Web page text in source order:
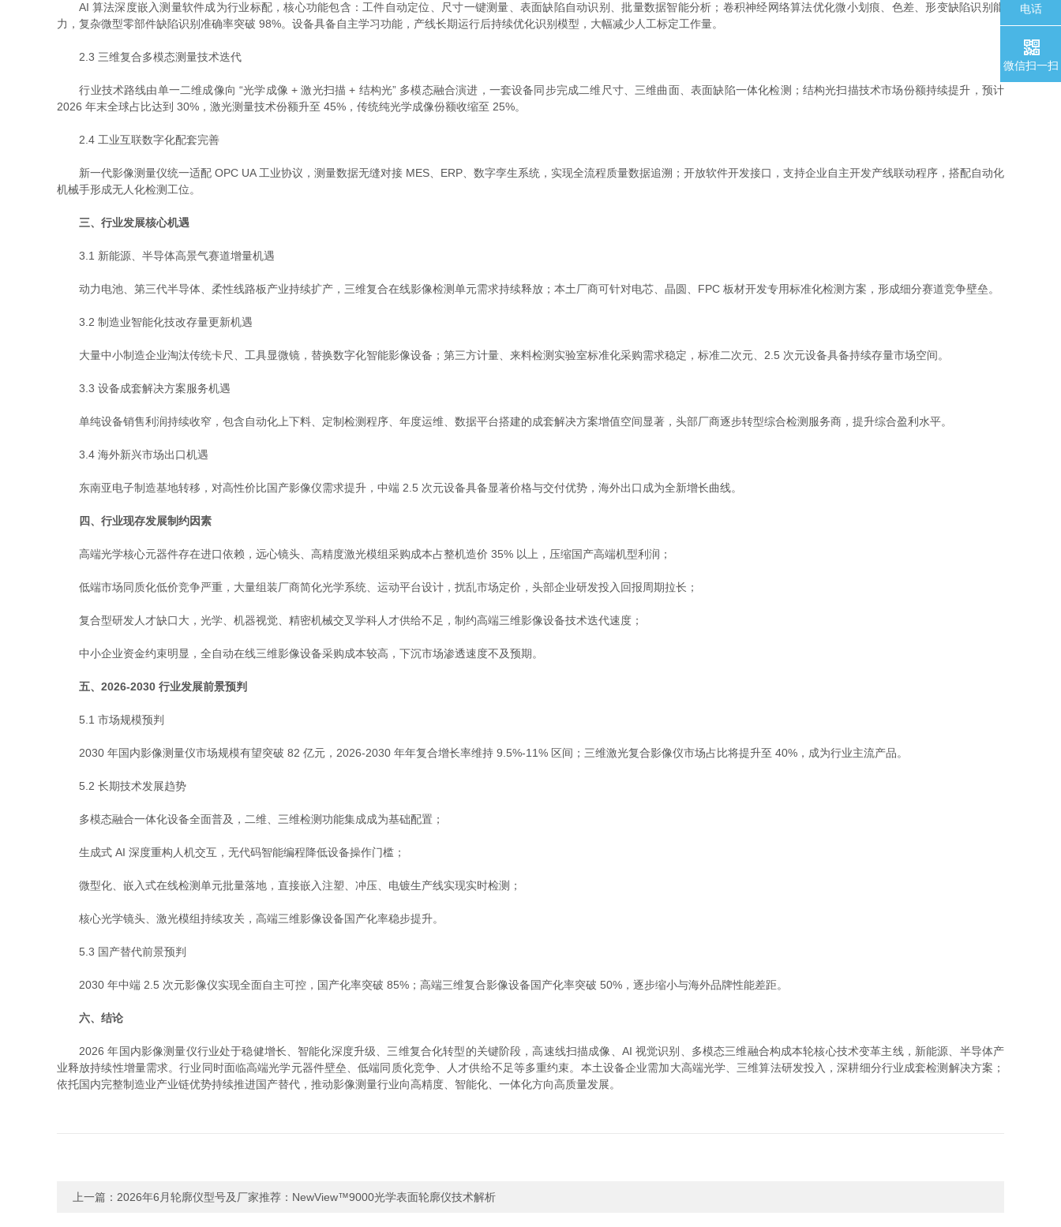
AI 算法深度嵌入测量软件成为行业标配，核心功能包含：工件自动定位、尺寸一键测量、表面缺陷自动识别、批量数据智能分析；卷积神经网络算法优化微小划痕、色差、形变缺陷识别能
力，复杂微型零部件缺陷识别准确率突破 98%。设备具备自主学习功能，产线长期运行后持续优化识别模型，大幅减少人工标定工作量。
2.3 三维复合多模态测量技术迭代
行业技术路线由单一二维成像向 “光学成像 + 激光扫描 + 结构光” 多模态融合演进，一套设备同步完成二维尺寸、三维曲面、表面缺陷一体化检测；结构光扫描技术市场份额持续提升，预计
2026 年末全球占比达到 30%，激光测量技术份额升至 45%，传统纯光学成像份额收缩至 25%。
2.4 工业互联数字化配套完善
新一代影像测量仪统一适配 OPC UA 工业协议，测量数据无缝对接 MES、ERP、数字孪生系统，实现全流程质量数据追溯；开放软件开发接口，支持企业自主开发产线联动程序，搭配自动化
机械手形成无人化检测工位。
三、行业发展核心机遇
3.1 新能源、半导体高景气赛道增量机遇
动力电池、第三代半导体、柔性线路板产业持续扩产，三维复合在线影像检测单元需求持续释放；本土厂商可针对电芯、晶圆、FPC 板材开发专用标准化检测方案，形成细分赛道竞争壁垒。
3.2 制造业智能化技改存量更新机遇
大量中小制造企业淘汰传统卡尺、工具显微镜，替换数字化智能影像设备；第三方计量、来料检测实验室标准化采购需求稳定，标准二次元、2.5 次元设备具备持续存量市场空间。
3.3 设备成套解决方案服务机遇
单纯设备销售利润持续收窄，包含自动化上下料、定制检测程序、年度运维、数据平台搭建的成套解决方案增值空间显著，头部厂商逐步转型综合检测服务商，提升综合盈利水平。
3.4 海外新兴市场出口机遇
东南亚电子制造基地转移，对高性价比国产影像仪需求提升，中端 2.5 次元设备具备显著价格与交付优势，海外出口成为全新增长曲线。
四、行业现存发展制约因素
高端光学核心元器件存在进口依赖，远心镜头、高精度激光模组采购成本占整机造价 35% 以上，压缩国产高端机型利润；
低端市场同质化低价竞争严重，大量组装厂商简化光学系统、运动平台设计，扰乱市场定价，头部企业研发投入回报周期拉长；
复合型研发人才缺口大，光学、机器视觉、精密机械交叉学科人才供给不足，制约高端三维影像设备技术迭代速度；
中小企业资金约束明显，全自动在线三维影像设备采购成本较高，下沉市场渗透速度不及预期。
五、2026-2030 行业发展前景预判
5.1 市场规模预判
2030 年国内影像测量仪市场规模有望突破 82 亿元，2026-2030 年年复合增长率维持 9.5%-11% 区间；三维激光复合影像仪市场占比将提升至 40%，成为行业主流产品。
5.2 长期技术发展趋势
多模态融合一体化设备全面普及，二维、三维检测功能集成成为基础配置；
生成式 AI 深度重构人机交互，无代码智能编程降低设备操作门槛；
微型化、嵌入式在线检测单元批量落地，直接嵌入注塑、冲压、电镀生产线实现实时检测；
核心光学镜头、激光模组持续攻关，高端三维影像设备国产化率稳步提升。
5.3 国产替代前景预判
2030 年中端 2.5 次元影像仪实现全面自主可控，国产化率突破 85%；高端三维复合影像设备国产化率突破 50%，逐步缩小与海外品牌性能差距。
六、结论
2026 年国内影像测量仪行业处于稳健增长、智能化深度升级、三维复合化转型的关键阶段，高速线扫描成像、AI 视觉识别、多模态三维融合构成本轮核心技术变革主线，新能源、半导体产
业释放持续性增量需求。行业同时面临高端光学元器件壁垒、低端同质化竞争、人才供给不足等多重约束。本土设备企业需加大高端光学、三维算法研发投入，深耕细分行业成套检测解决方案；
依托国内完整制造业产业链优势持续推进国产替代，推动影像测量行业向高精度、智能化、一体化方向高质量发展。
上一篇： 2026年6月轮廓仪型号及厂家推荐：NewView™9000光学表面轮廓仪技术解析
电话
微信扫一扫